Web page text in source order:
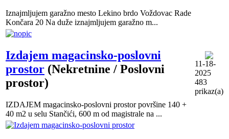
Iznajmljujem garažno mesto Lekino brdo Voždovac Rade
Končara 20 Na duže iznajmljujem garažno m...
Izdajem magacinsko-poslovni
prostor (Nekretnine / Poslovni
prostor)
IZDAJEM magacinsko-poslovni prostor površine 140 +
40 m2 u selu Stančići, 600 m od magistrale na ...
11-18-
2025
483
prikaz(a)